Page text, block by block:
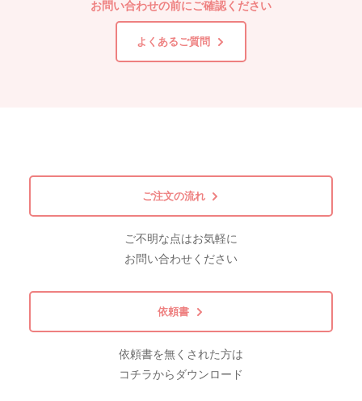
お問い合わせの前にご確認ください
よくあるご質問
ご注文の流れ
ご不明な点はお気軽に
お問い合わせください
依頼書
依頼書を無くされた方は
コチラからダウンロード